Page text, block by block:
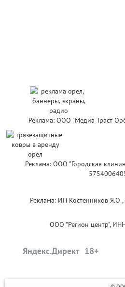
Реклама: ООО "Медиа Траст
Реклама: ООО "Городская
Реклама: ИП Костенников
ООО "Регион центр",
Яндекс.Директ